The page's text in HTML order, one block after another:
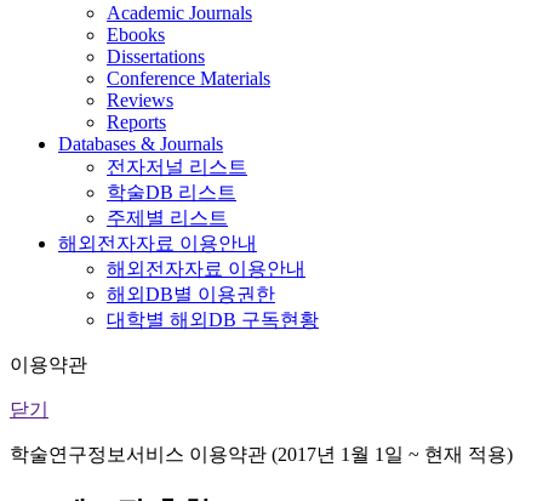
Academic Journals
Ebooks
Dissertations
Conference Materials
Reviews
Reports
Databases & Journals
전자저널 리스트
학술DB 리스트
주제별 리스트
해외전자자료 이용안내
해외전자자료 이용안내
해외DB별 이용권한
대학별 해외DB 구독현황
이용약관
닫기
학술연구정보서비스 이용약관 (2017년 1월 1일 ~ 현재 적용)